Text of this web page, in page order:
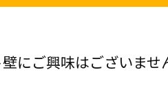
にご興味はございませ